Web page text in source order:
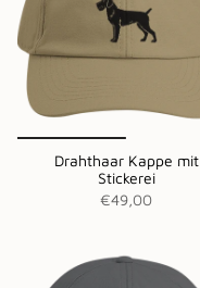
Drahthaar Kappe mit
Stickerei
€49,00